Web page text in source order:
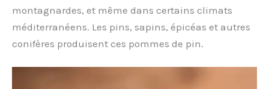
montagnardes, et même dans certains climats
méditerranéens. Les pins, sapins, épicéas et autres
conifères produisent ces pommes de pin.